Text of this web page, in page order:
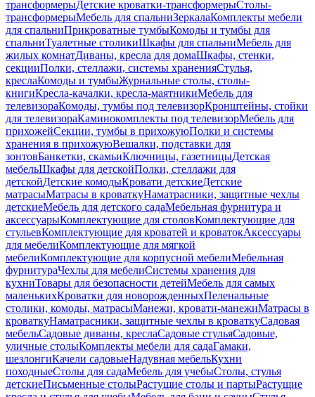
трансформерыДетские кроватки-трансформерыСтолы-
трансформерыМебель для спальниЗеркалаКомплекты мебели
для спальниПрикроватные тумбыКомоды и тумбы для
спальниТуалетные столикиШкафы для спальниМебель для
жилых комнатДиваны, кресла для домаШкафы, стенки,
секцииПолки, стеллажи, системы храненияСтулья,
креслаКомоды и тумбыЖурнальные столы, столы-
книгиКресла-качалки, кресла-маятникиМебель для
телевизораКомоды, тумбы под телевизорКронштейны, стойки
для телевизораКаминокомплекты под телевизорМебель для
прихожейСекции, тумбы в прихожуюПолки и системы
хранения в прихожуюВешалки, подставки для
зонтовБанкетки, скамьиКлючницы, газетницыДетская
мебельШкафы для детскойПолки, стеллажи для
детскойДетские комодыКровати детскиеДетские
матрасыМатрасы в кроваткуНаматрасники, защитные чехлы
детскиеМебель для детского садаМебельная фурнитура и
аксессуарыКомплектующие для столовКомплектующие для
стульевКомплектующие для кроватей и кроватокАксессуары
для мебелиКомплектующие для мягкой
мебелиКомплектующие для корпусной мебелиМебельная
фурнитураЧехлы для мебелиСистемы хранения для
кухниТовары для безопасности детейМебель для самых
маленькихКроватки для новорожденныхПеленальные
столики, комоды, матрасыМанежи, кровати-манежиМатрасы в
кроваткуНаматрасники, защитные чехлы в кроваткуСадовая
мебельСадовые диваны, креслаСадовые стульяСадовые,
уличные столыКомплекты мебели для садаГамаки,
шезлонгиКачели садовыеНадувная мебельКухни
походныеСтолы для садаМебель для учебыСтолы, стулья
детскиеПисьменные столыРастущие столы и партыРастущие